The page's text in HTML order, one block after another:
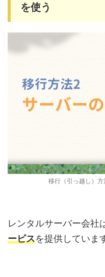
を使う
移行（引っ越し）
レンタルサーバー会社
ービスを提供していま